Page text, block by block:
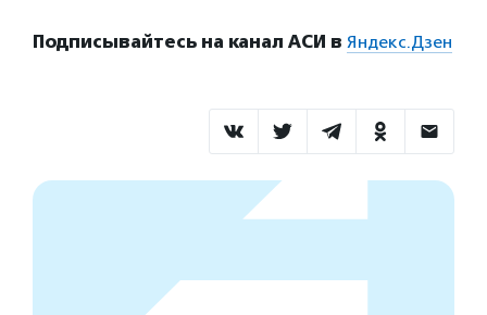
Подписывайтесь на канал АСИ в Яндекс.Дзен